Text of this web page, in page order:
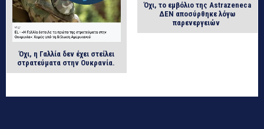
Όχι, η Γαλλία δεν έχει στείλει
στρατεύματα στην Ουκρανία.
Όχι, το εμβόλιο της Αstrazeneca
ΔΕΝ αποσύρθηκε λόγω
παρενεργειών